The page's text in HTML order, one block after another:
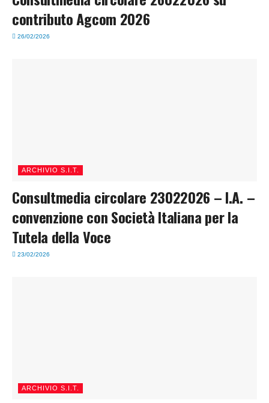
contributo Agcom 2026
26/02/2026
ARCHIVIO S.I.T.
Consultmedia circolare 23022026 – I.A. –
convenzione con Società Italiana per la
Tutela della Voce
23/02/2026
ARCHIVIO S.I.T.